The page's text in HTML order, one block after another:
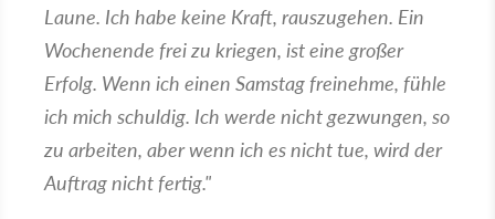
Laune. Ich habe keine Kraft, rauszugehen. Ein
Wochenende frei zu kriegen, ist eine großer
Erfolg. Wenn ich einen Samstag freinehme, fühle
ich mich schuldig. Ich werde nicht gezwungen, so
zu arbeiten, aber wenn ich es nicht tue, wird der
Auftrag nicht fertig."